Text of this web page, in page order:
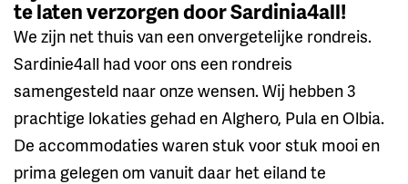
te laten verzorgen door Sardinia4all!
We zijn net thuis van een onvergetelijke rondreis.
Sardinie4all had voor ons een rondreis
samengesteld naar onze wensen. Wij hebben 3
prachtige lokaties gehad en Alghero, Pula en Olbia.
De accommodaties waren stuk voor stuk mooi en
prima gelegen om vanuit daar het eiland te